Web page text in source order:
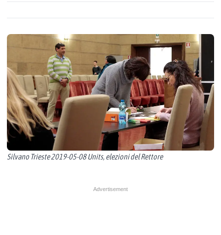
Silvano Trieste 2019-05-08 Units, elezioni del Rettore